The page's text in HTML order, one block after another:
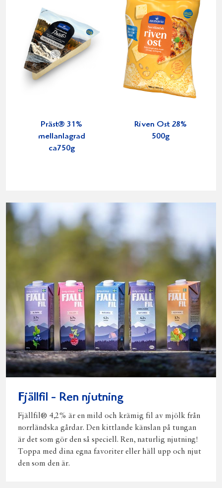
Präst® 31%
mellanlagrad
ca750g
Riven Ost 28%
500g
Fjällfil - Ren njutning
Fjällfil® 4,2% är en mild och krämig fil av mjölk från
norrländska gårdar. Den kittlande känslan på tungan
är det som gör den så speciell. Ren, naturlig njutning!
Toppa med dina egna favoriter eller häll upp och njut
den som den är.